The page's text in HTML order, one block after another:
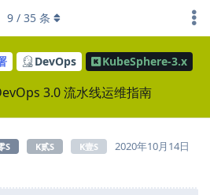
DevOps KubeSphere-3.x
3.0 流水线运维指南
9 / 35 条
S K贰S K壹S
2020年10月14日